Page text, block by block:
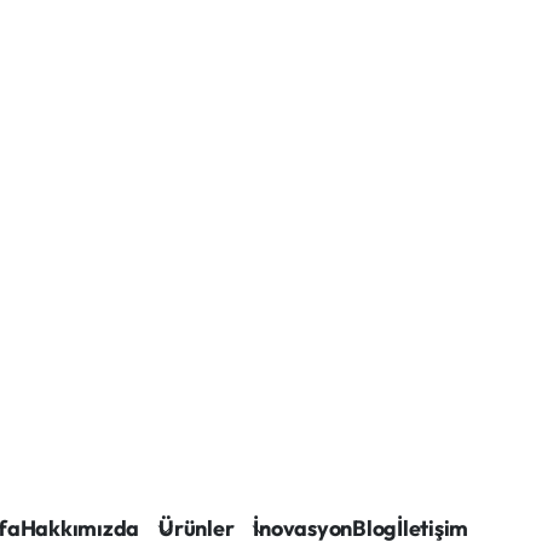
Hakkımızda Ürünler İnovasyonBlogİletişim